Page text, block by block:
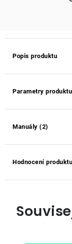
Popis produktu
Parametry produktu
Manuály (2)
Hodnocení